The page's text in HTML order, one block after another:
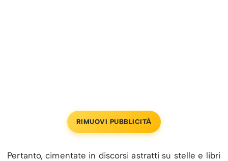
RIMUOVI PUBBLICITÀ
Pertanto, cimentate in discorsi astratti su stelle e libri